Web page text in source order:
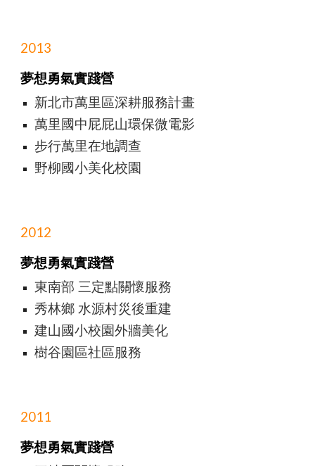
2013
夢想勇氣實踐營
新北市萬里區深耕服務計畫
萬里國中屁屁山環保微電影
步行萬里在地調查
野柳國小美化校園
2012
夢想勇氣實踐營
東南部 三定點關懷服務
秀林鄉 水源村災後重建
建山國小校園外牆美化
樹谷園區社區服務
2011
夢想勇氣實踐營